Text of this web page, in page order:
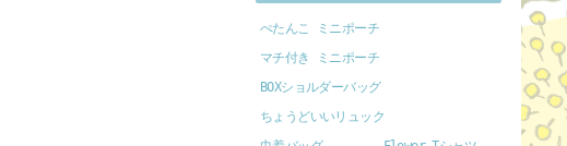
ぺたんこ ミニポーチ
マチ付き ミニポーチ
BOXショルダーバッグ
ちょうどいいリュック